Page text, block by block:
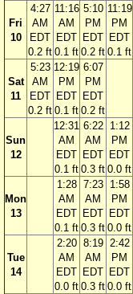
Fri
10
4:27
AM
EDT
0.2 ft
11:16
AM
EDT
0.1 ft
5:10
PM
EDT
0.2 ft
11:19
PM
EDT
0.1 ft
Sat
11
5:23
AM
EDT
0.2 ft
12:19
PM
EDT
0.1 ft
6:07
PM
EDT
0.2 ft
Sun
12
12:31
AM
EDT
0.1 ft
6:22
AM
EDT
0.3 ft
1:12
PM
EDT
0.0 ft
Mon
13
1:28
AM
EDT
0.1 ft
7:23
AM
EDT
0.3 ft
1:58
PM
EDT
0.0 ft
Tue
14
2:20
AM
EDT
0.0 ft
8:19
AM
EDT
0.3 ft
2:42
PM
EDT
0.0 ft